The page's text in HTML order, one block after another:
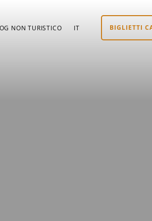
BIGLIETTI
NON TURISTICO IT